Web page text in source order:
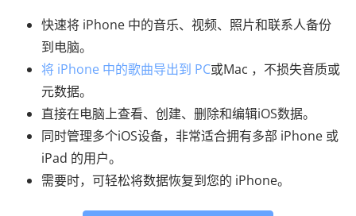
快速将 iPhone 中的音乐、视频、照片和联系人备份
到电脑。
将 iPhone 中的歌曲导出到 PC或Mac ，不损失音质或
元数据。
直接在电脑上查看、创建、删除和编辑iOS数据。
同时管理多个iOS设备，非常适合拥有多部 iPhone 或
iPad 的用户。
需要时，可轻松将数据恢复到您的 iPhone。